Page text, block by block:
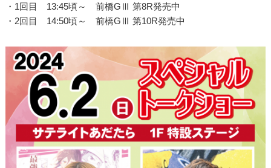
・1回目 13:45頃～ 前橋GⅢ 第8R発売中
・2回目 14:50頃～ 前橋GⅢ 第10R発売中